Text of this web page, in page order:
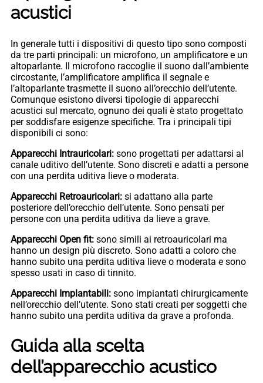
acustici
In generale tutti i dispositivi di questo tipo sono composti
da tre parti principali: un microfono, un amplificatore e un
altoparlante. Il microfono raccoglie il suono dall’ambiente
circostante, l’amplificatore amplifica il segnale e
l’altoparlante trasmette il suono all’orecchio dell’utente.
Comunque esistono diversi tipologie di apparecchi
acustici sul mercato, ognuno dei quali è stato progettato
per soddisfare esigenze specifiche. Tra i principali tipi
disponibili ci sono:
Apparecchi Intrauricolari: sono progettati per adattarsi al
canale uditivo dell’utente. Sono discreti e adatti a persone
con una perdita uditiva lieve o moderata.
Apparecchi Retroauricolari: si adattano alla parte
posteriore dell’orecchio dell’utente. Sono pensati per
persone con una perdita uditiva da lieve a grave.
Apparecchi Open fit: sono simili ai retroauricolari ma
hanno un design più discreto. Sono adatti a coloro che
hanno subito una perdita uditiva lieve o moderata e sono
spesso usati in caso di tinnito.
Apparecchi Implantabili: sono impiantati chirurgicamente
nell’orecchio dell’utente. Sono stati creati per soggetti che
hanno subito una perdita uditiva da grave a profonda.
Guida alla scelta
dell’apparecchio acustico